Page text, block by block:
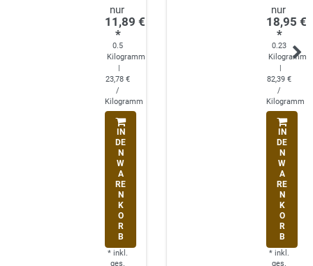
11,89 €
*
0.5
Kilogramm
23,78 €
/
Kilogramm
IN
DE
N
W
A
RE
N
K
O
R
B
* inkl.
ges.
18,95 €
*
0.23
Kilogramm
82,39 €
/
Kilogramm
IN
DE
N
W
A
RE
N
K
O
R
B
* inkl.
ges.